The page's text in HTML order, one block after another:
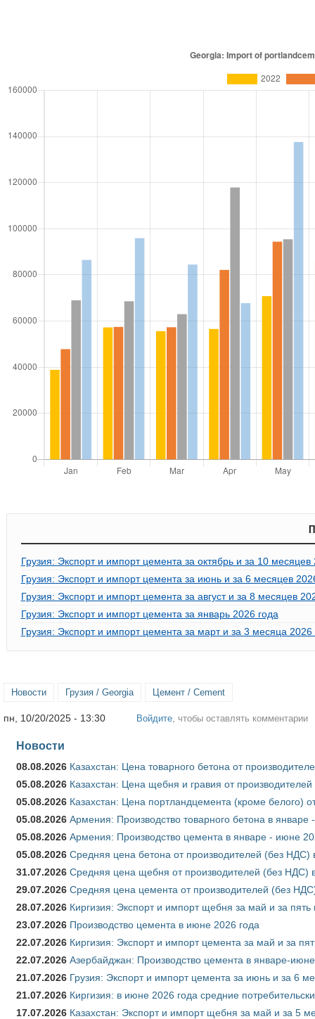
Грузия: Экспорт и импорт цемента за октябрь и за 10
Грузия: Экспорт и импорт цемента за июнь и за 6 месяцев
Грузия: Экспорт и импорт цемента за август и за 8 месяцев
Грузия: Экспорт и импорт цемента за январь 2026 года
Грузия: Экспорт и импорт цемента за март и за 3 месяца 2026
Новости Грузия / Georgia Цемент / Cement
пн, 10/20/2025 - 13:30 Войдите , чтобы оставлять комментарии
Новости
08.08.2026 Казахстан: Цена товарного бетона от
05.08.2026 Казахстан: Цена щебня и гравия от
05.08.2026 Казахстан: Цена портландцемента (кроме белого)
05.08.2026 Армения: Производство товарного бетона в январе
05.08.2026 Армения: Производство цемента в январе - июне
05.08.2026 Средняя цена бетона от производителей (без НДС)
31.07.2026 Средняя цена щебня от производителей (без НДС)
29.07.2026 Средняя цена цемента от производителей (без
28.07.2026 Киргизия: Экспорт и импорт щебня за май и за
23.07.2026 Производство цемента в июне 2026 года
22.07.2026 Киргизия: Экспорт и импорт цемента за май и за
22.07.2026 Азербайджан: Производство цемента в январе-
21.07.2026 Грузия: Экспорт и импорт цемента за июнь и за 6
21.07.2026 Киргизия: в июне 2026 года средние
17.07.2026 Казахстан: Экспорт и импорт щебня за май и за 5